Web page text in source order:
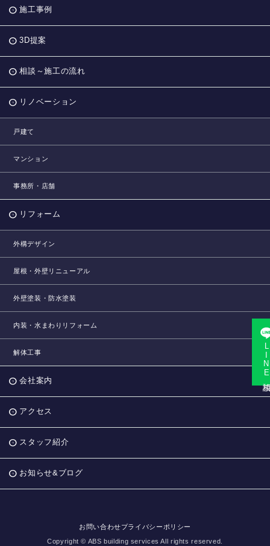
施工事例
3D提案
相談～施工の流れ
リノベーション
戸建て
マンション
事務所・店舗
リフォーム
外構デザイン
屋根・外壁リニューアル
外壁塗装・防水塗装
内装・水まわりリフォーム
解体工事
会社案内
アクセス
スタッフ紹介
お知らせ&ブログ
お問い合わせプライバシーポリシー
Copyright © ABS building services All rights reserved.